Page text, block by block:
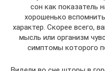
сон как показатель
хорошенько
характер. Скорее всего,
мысль или организм
симптомы которого